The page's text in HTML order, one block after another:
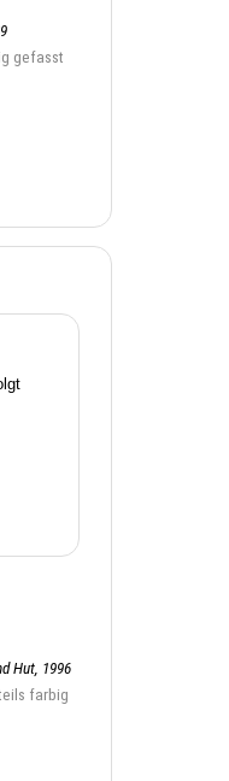
gefasst
Hut, 1996
farbig